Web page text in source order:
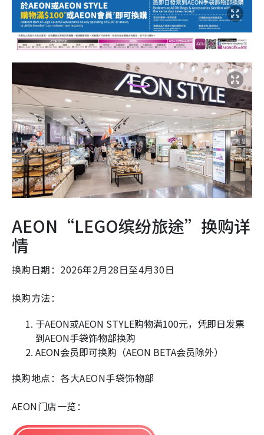
AEON“LEGO缤纷旅途”换购详
情
换购日期：2026年2月28日至4月30日
换购方法：
于AEON或AEON STYLE购物满100元，凭即日发票
到AEON手袋饰物部换购
AEON会员即可换购（AEON BETA会员除外）
换购地点：各大AEON手袋饰物部
AEON门店一览：